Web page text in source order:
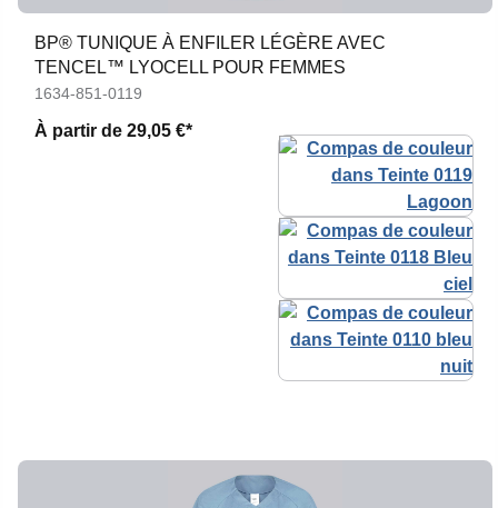
BP® TUNIQUE À ENFILER LÉGÈRE AVEC
TENCEL™ LYOCELL POUR FEMMES
1634-851-0119
À partir de 29,05 €*